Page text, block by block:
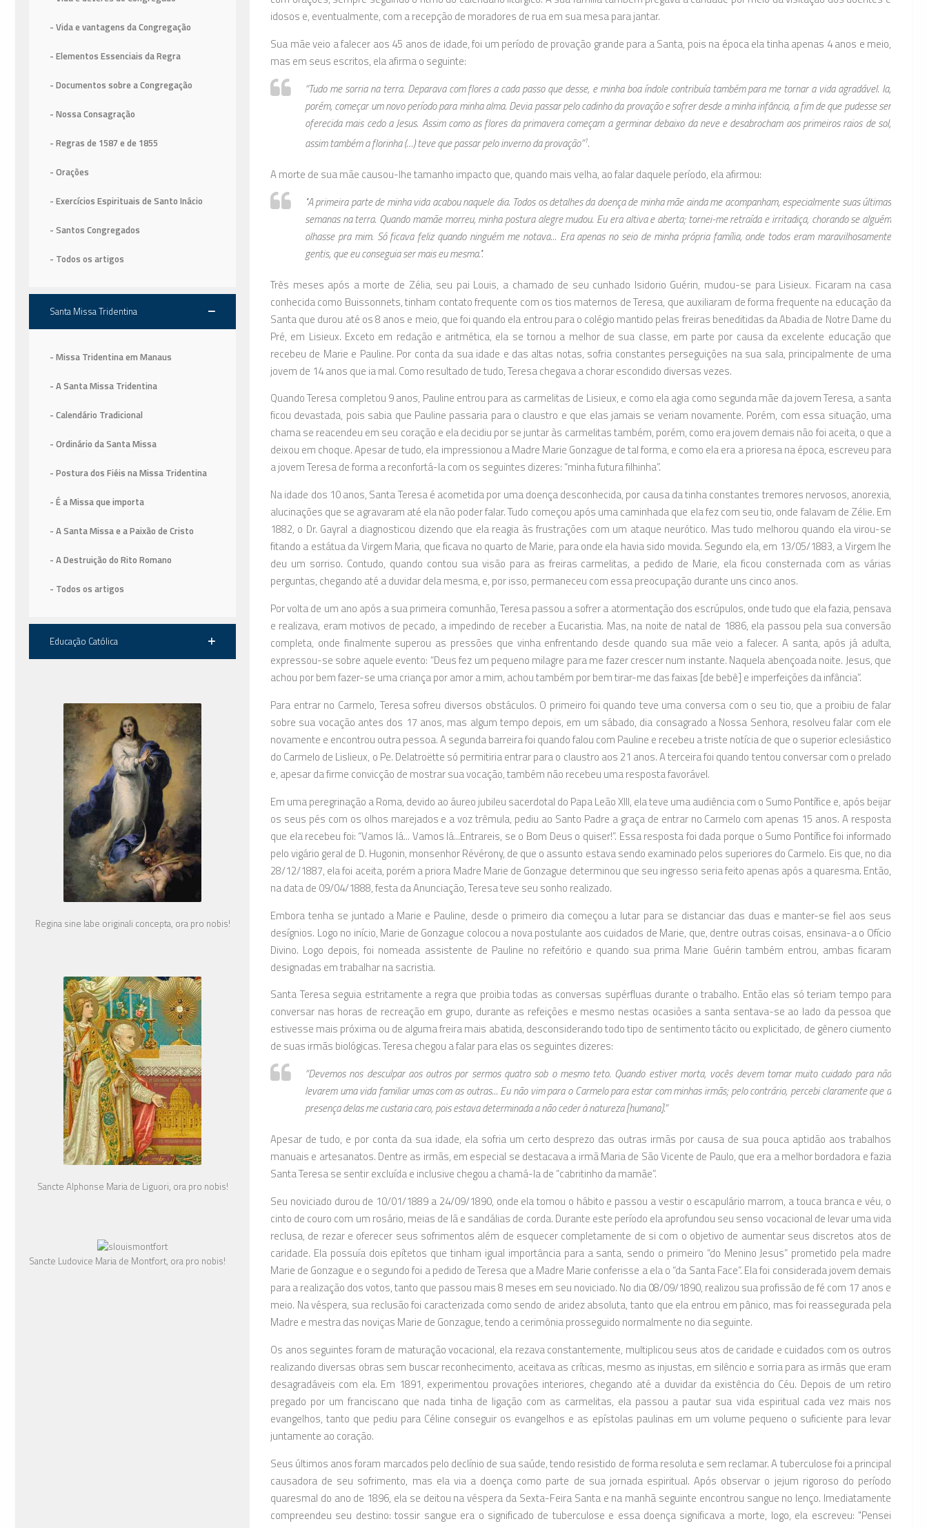
idosos e, eventualmente, com a recepção de moradores de rua em sua mesa para jantar.
Sua mãe veio a falecer aos 45 anos de idade, foi um período de provação grande para a Santa, pois na época ela tinha apenas 4 anos e meio,
mas em seus escritos, ela afirma o seguinte:
“Tudo me sorria na terra. Deparava com flores a cada passo que desse, e minha boa índole contribuía também para me tornar a vida agradável. Ia,
porém, começar um novo período para minha alma. Devia passar pelo cadinho da provação e sofrer desde a minha infância, a fim de que pudesse ser
oferecida mais cedo a Jesus. Assim como as flores da primavera começam a germinar debaixo da neve e desabrocham aos primeiros raios de sol,
assim também a florinha (…) teve que passar pelo inverno da provação”1.
A morte de sua mãe causou-lhe tamanho impacto que, quando mais velha, ao falar daquele período, ela afirmou:
"A primeira parte de minha vida acabou naquele dia. Todos os detalhes da doença de minha mãe ainda me acompanham, especialmente suas últimas
semanas na terra. Quando mamãe morreu, minha postura alegre mudou. Eu era altiva e aberta; tornei-me retraída e irritadiça, chorando se alguém
olhasse pra mim. Só ficava feliz quando ninguém me notava... Era apenas no seio de minha própria família, onde todos eram maravilhosamente
gentis, que eu conseguia ser mais eu mesma.".
Três meses após a morte de Zélia, seu pai Louis, a chamado de seu cunhado Isidorio Guérin, mudou-se para Lisieux. Ficaram na casa
conhecida como Buissonnets, tinham contato frequente com os tios maternos de Teresa, que auxiliaram de forma frequente na educação da
Santa que durou até os 8 anos e meio, que foi quando ela entrou para o colégio mantido pelas freiras beneditidas da Abadia de Notre Dame du
Pré, em Lisieux. Exceto em redação e aritmética, ela se tornou a melhor de sua classe, em parte por causa da excelente educação que
recebeu de Marie e Pauline. Por conta da sua idade e das altas notas, sofria constantes perseguições na sua sala, principalmente de uma
jovem de 14 anos que ia mal. Como resultado de tudo, Teresa chegava a chorar escondido diversas vezes.
Quando Teresa completou 9 anos, Pauline entrou para as carmelitas de Lisieux, e como ela agia como segunda mãe da jovem Teresa, a santa
ficou devastada, pois sabia que Pauline passaria para o claustro e que elas jamais se veriam novamente. Porém, com essa situação, uma
chama se reacendeu em seu coração e ela decidiu por se juntar às carmelitas também, porém, como era jovem demais não foi aceita, o que a
deixou em choque. Apesar de tudo, ela impressionou a Madre Marie Gonzague de tal forma, e como ela era a prioresa na época, escreveu para
a jovem Teresa de forma a reconfortá-la com os seguintes dizeres: “minha futura filhinha”.
Na idade dos 10 anos, Santa Teresa é acometida por uma doença desconhecida, por causa da tinha constantes tremores nervosos, anorexia,
alucinações que se agravaram até ela não poder falar. Tudo começou após uma caminhada que ela fez com seu tio, onde falavam de Zélie. Em
1882, o Dr. Gayral a diagnosticou dizendo que ela reagia às frustrações com um ataque neurótico. Mas tudo melhorou quando ela virou-se
fitando a estátua da Virgem Maria, que ficava no quarto de Marie, para onde ela havia sido movida. Segundo ela, em 13/05/1883, a Virgem lhe
deu um sorriso. Contudo, quando contou sua visão para as freiras carmelitas, a pedido de Marie, ela ficou consternada com as várias
perguntas, chegando até a duvidar dela mesma, e, por isso, permaneceu com essa preocupação durante uns cinco anos.
Por volta de um ano após a sua primeira comunhão, Teresa passou a sofrer a atormentação dos escrúpulos, onde tudo que ela fazia, pensava
e realizava, eram motivos de pecado, a impedindo de receber a Eucaristia. Mas, na noite de natal de 1886, ela passou pela sua conversão
completa, onde finalmente superou as pressões que vinha enfrentando desde quando sua mãe veio a falecer. A santa, após já adulta,
expressou-se sobre aquele evento: “Deus fez um pequeno milagre para me fazer crescer num instante. Naquela abençoada noite. Jesus, que
achou por bem fazer-se uma criança por amor a mim, achou também por bem tirar-me das faixas [de bebê] e imperfeições da infância”.
Para entrar no Carmelo, Teresa sofreu diversos obstáculos. O primeiro foi quando teve uma conversa com o seu tio, que a proibiu de falar
sobre sua vocação antes dos 17 anos, mas algum tempo depois, em um sábado, dia consagrado a Nossa Senhora, resolveu falar com ele
novamente e encontrou outra pessoa. A segunda barreira foi quando falou com Pauline e recebeu a triste notícia de que o superior eclesiástico
do Carmelo de Lislieux, o Pe. Delatroëtte só permitiria entrar para o claustro aos 21 anos. A terceira foi quando tentou conversar com o prelado
e, apesar da firme convicção de mostrar sua vocação, também não recebeu uma resposta favorável.
Em uma peregrinação a Roma, devido ao áureo jubileu sacerdotal do Papa Leão XIII, ela teve uma audiência com o Sumo Pontífice e, após beijar
os seus pés com os olhos marejados e a voz trêmula, pediu ao Santo Padre a graça de entrar no Carmelo com apenas 15 anos. A resposta
que ela recebeu foi: “Vamos lá... Vamos lá...Entrareis, se o Bom Deus o quiser!”. Essa resposta foi dada porque o Sumo Pontífice foi informado
pelo vigário geral de D. Hugonin, monsenhor Révérony, de que o assunto estava sendo examinado pelos superiores do Carmelo. Eis que, no dia
28/12/1887, ela foi aceita, porém a priora Madre Marie de Gonzague determinou que seu ingresso seria feito apenas após a quaresma. Então,
na data de 09/04/1888, festa da Anunciação, Teresa teve seu sonho realizado.
Embora tenha se juntado a Marie e Pauline, desde o primeiro dia começou a lutar para se distanciar das duas e manter-se fiel aos seus
desígnios. Logo no início, Marie de Gonzague colocou a nova postulante aos cuidados de Marie, que, dentre outras coisas, ensinava-a o Ofício
Divino. Logo depois, foi nomeada assistente de Pauline no refeitório e quando sua prima Marie Guérin também entrou, ambas ficaram
designadas em trabalhar na sacristia.
Santa Teresa seguia estritamente a regra que proibia todas as conversas supérfluas durante o trabalho. Então elas só teriam tempo para
conversar nas horas de recreação em grupo, durante as refeições e mesmo nestas ocasiões a santa sentava-se ao lado da pessoa que
estivesse mais próxima ou de alguma freira mais abatida, desconsiderando todo tipo de sentimento tácito ou explicitado, de gênero ciumento
de suas irmãs biológicas. Teresa chegou a falar para elas os seguintes dizeres:
“Devemos nos desculpar aos outros por sermos quatro sob o mesmo teto. Quando estiver morta, vocês devem tomar muito cuidado para não
levarem uma vida familiar umas com as outras... Eu não vim para o Carmelo para estar com minhas irmãs; pelo contrário, percebi claramente que a
presença delas me custaria caro, pois estava determinada a não ceder à natureza [humana].”
Apesar de tudo, e por conta da sua idade, ela sofria um certo desprezo das outras irmãs por causa de sua pouca aptidão aos trabalhos
manuais e artesanatos. Dentre as irmãs, em especial se destacava a irmã Maria de São Vicente de Paulo, que era a melhor bordadora e fazia
Santa Teresa se sentir excluída e inclusive chegou a chamá-la de “cabritinho da mamãe”.
Seu noviciado durou de 10/01/1889 a 24/09/1890, onde ela tomou o hábito e passou a vestir o escapulário marrom, a touca branca e véu, o
cinto de couro com um rosário, meias de lã e sandálias de corda. Durante este período ela aprofundou seu senso vocacional de levar uma vida
reclusa, de rezar e oferecer seus sofrimentos além de esquecer completamente de si com o objetivo de aumentar seus discretos atos de
caridade. Ela possuía dois epítetos que tinham igual importância para a santa, sendo o primeiro “do Menino Jesus” prometido pela madre
Marie de Gonzague e o segundo foi a pedido de Teresa que a Madre Marie conferisse a ela o “da Santa Face”. Ela foi considerada jovem demais
para a realização dos votos, tanto que passou mais 8 meses em seu noviciado. No dia 08/09/1890, realizou sua profissão de fé com 17 anos e
meio. Na véspera, sua reclusão foi caracterizada como sendo de aridez absoluta, tanto que ela entrou em pânico, mas foi reassegurada pela
Madre e mestra das noviças Marie de Gonzague, tendo a cerimônia prosseguido normalmente no dia seguinte.
Os anos seguintes foram de maturação vocacional, ela rezava constantemente, multiplicou seus atos de caridade e cuidados com os outros
realizando diversas obras sem buscar reconhecimento, aceitava as críticas, mesmo as injustas, em silêncio e sorria para as irmãs que eram
desagradáveis com ela. Em 1891, experimentou provações interiores, chegando até a duvidar da existência do Céu. Depois de um retiro
pregado por um franciscano que nada tinha de ligação com as carmelitas, ela passou a pautar sua vida espiritual cada vez mais nos
evangelhos, tanto que pediu para Céline conseguir os evangelhos e as epístolas paulinas em um volume pequeno o suficiente para levar
juntamente ao coração.
Seus últimos anos foram marcados pelo declínio de sua saúde, tendo resistido de forma resoluta e sem reclamar. A tuberculose foi a principal
causadora de seu sofrimento, mas ela via a doença como parte de sua jornada espiritual. Após observar o jejum rigoroso do período
quaresmal do ano de 1896, ela se deitou na véspera da Sexta-Feira Santa e na manhã seguinte encontrou sangue no lenço. Imediatamente
compreendeu seu destino: tossir sangue era o significado de tuberculose e essa doença significava a morte, logo, ela escreveu: "Pensei
- Vida e vantagens da Congregação
- Elementos Essenciais da Regra
- Documentos sobre a Congregação
- Nossa Consagração
- Regras de 1587 e de 1855
- Orações
- Exercícios Espirituais de Santo Inácio
- Santos Congregados
- Todos os artigos
Santa Missa Tridentina
- Missa Tridentina em Manaus
- A Santa Missa Tridentina
- Calendário Tradicional
- Ordinário da Santa Missa
- Postura dos Fiéis na Missa Tridentina
- É a Missa que importa
- A Santa Missa e a Paixão de Cristo
- A Destruição do Rito Romano
- Todos os artigos
Educação Católica
Regina sine labe originali concepta, ora pro nobis!
Sancte Alphonse Maria de Liguori, ora pro nobis!
Sancte Ludovice Maria de Montfort, ora pro nobis!